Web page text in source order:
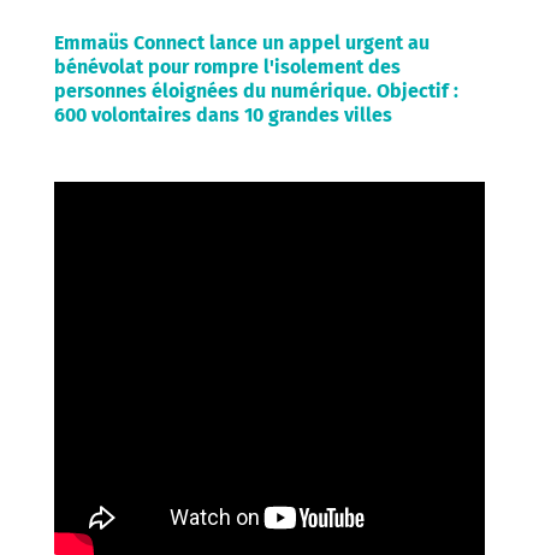
Emmaüs Connect lance un appel urgent au
bénévolat pour rompre l'isolement des
personnes éloignées du numérique. Objectif :
600 volontaires dans 10 grandes villes